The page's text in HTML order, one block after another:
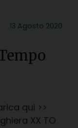
13 Agosto 2020
qui >>
XX TO